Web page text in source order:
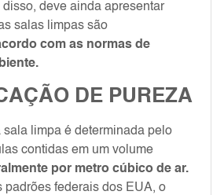
disso, deve ainda apresentar
salas limpas são
com as normas de
DE PUREZA
sala limpa é determinada pelo
contidas em um volume
por metro cúbico de ar.
padrões federais dos EUA, o